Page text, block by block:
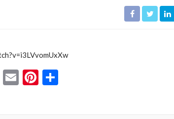
LinkedIn
EmailPinterest